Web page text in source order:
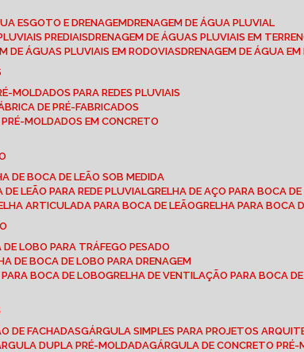
ESGOTO E DRENAGEM DRENAGEM DE ÁGUA PLUVIAL
PREDIAIS DRENAGEM DE ÁGUAS PLUVIAIS EM
DE ÁGUAS PLUVIAIS EM RODOVIAS
DRENAGEM DE ÁGUA
MOLDADOS PARA REDES PLUVIAIS
DE PRÉ-FABRICADOS
PRÉ-MOLDADOS EM CONCRETO
DE BOCA DE LEÃO SOB MEDIDA
DE LEÃO PARA REDE PLUVIAL
GRELHA DE AÇO PARA BOCA
ARTICULADA PARA BOCA DE LEÃO
GRELHA PARA BOCA
DE LOBO PARA TRÁFEGO PESADO
DE BOCA DE LOBO PARA DRENAGEM
PARA BOCA DE LOBO
GRELHA DE VENTILAÇÃO PARA BOCA
DE FACHADAS
GÁRGULA SIMPLES PARA PROJETOS
DUPLA PRÉ-MOLDADA
GÁRGULA DE CONCRETO